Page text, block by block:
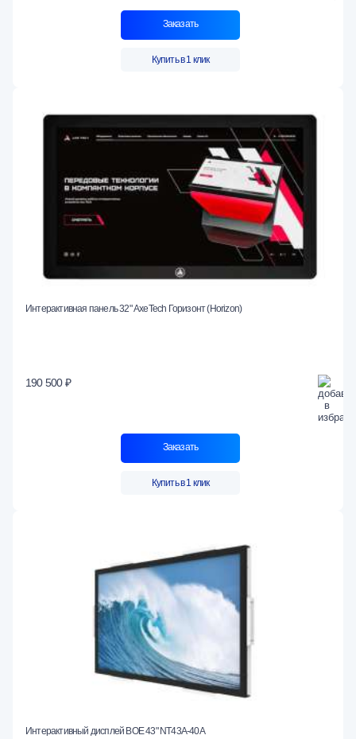
Заказать
Купить в 1 клик
Интерактивная панель 32" AxeTech Горизонт (Horizon)
190 500 ₽
Заказать
Купить в 1 клик
Интерактивный дисплей BOE 43" NT43A-40A